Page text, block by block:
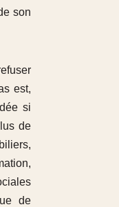
son
est,
si
de
de